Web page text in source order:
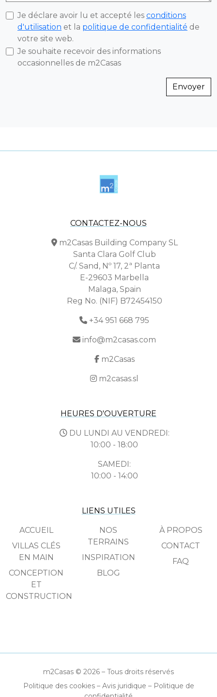
Je déclare avoir lu et accepté les conditions
d'utilisation et la politique de confidentialité de
votre site web.
Je souhaite recevoir des informations
occasionnelles de m2Casas
Envoyer
LIENS UTILES
ACCUEIL
VILLAS CLÉS
EN MAIN
CONCEPTION
ET
CONSTRUCTION
NOS
TERRAINS
INSPIRATION
BLOG
À PROPOS
CONTACT
FAQ
CONTACTEZ-NOUS
m2Casas Building Company SL
Santa Clara Golf Club
C/. Sand, Nº 17, 2ª Planta
E-29603 Marbella
Malaga, Spain
Reg No. (NIF) B72454150
+34 951 668 795
info@m2casas.com
m2Casas
m2casas.sl
HEURES D'OUVERTURE
DU LUNDI AU VENDREDI:
10:00 - 18:00
SAMEDI:
10:00 - 14:00
m2Casas © 2026 – Tous droits réservés
Politique des cookies– Avis juridique – Politique de